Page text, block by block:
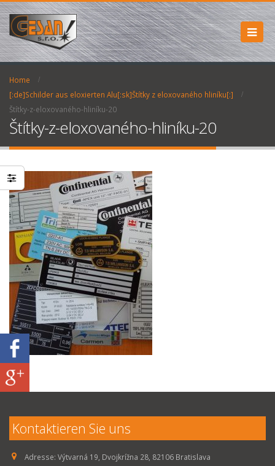
Home
[:de]Schilder aus eloxierten Alu[:sk]Štítky z eloxovaného hliníku[:]
Štítky-z-eloxovaného-hliníku-20
Štítky-z-eloxovaného-hliníku-20
Kontaktieren Sie uns
Adresse: Výtvarná 19, Dvojkrížna 28, 82106 Bratislava